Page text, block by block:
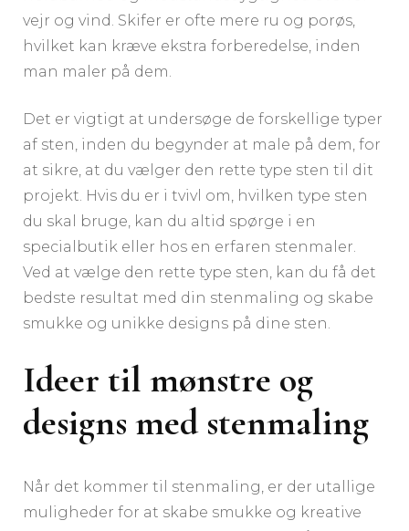
vejr og vind. Skifer er ofte mere ru og porøs,
hvilket kan kræve ekstra forberedelse, inden
man maler på dem.
Det er vigtigt at undersøge de forskellige typer
af sten, inden du begynder at male på dem, for
at sikre, at du vælger den rette type sten til dit
projekt. Hvis du er i tvivl om, hvilken type sten
du skal bruge, kan du altid spørge i en
specialbutik eller hos en erfaren stenmaler.
Ved at vælge den rette type sten, kan du få det
bedste resultat med din stenmaling og skabe
smukke og unikke designs på dine sten.
Ideer til mønstre og
designs med stenmaling
Når det kommer til stenmaling, er der utallige
muligheder for at skabe smukke og kreative